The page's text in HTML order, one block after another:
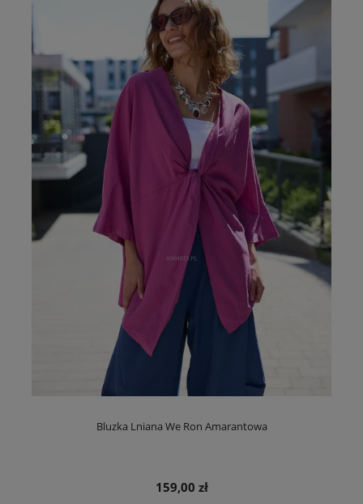
Bluzka Lniana We Ron Amarantowa
159,00 zł